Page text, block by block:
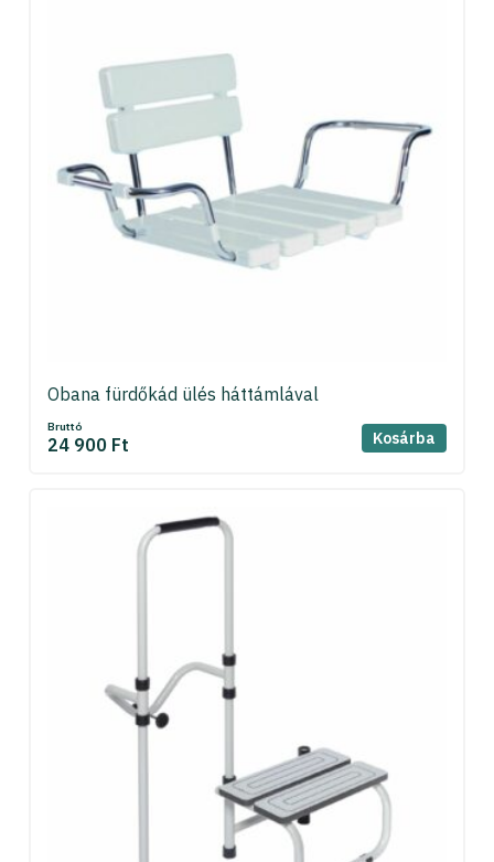
Obana fürdőkád ülés háttámlával
Bruttó
24 900 Ft Kosárba